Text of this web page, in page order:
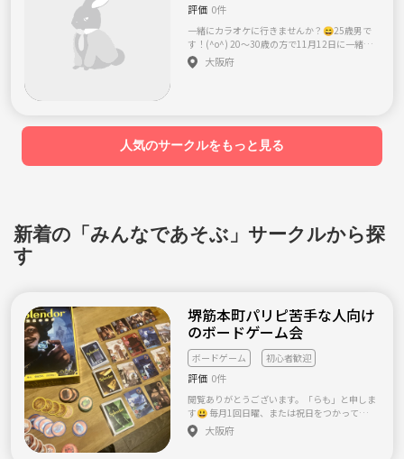
評価 0件
一緒にカラオケに行きませんか？😄25歳男で
す！(^o^) 20～30歳の方で11月12日に一緒に
カラオケに行ってくださる方募集します！！
カラオケ会は毎月1回やっておりまして前回は
ります！(^o^) 途中参加、途中退出もかまいま
せん！ ネットワークビジネス関係ではござい
ませんので勧誘目的の方はお断りしておりま
す。 応募お待ちしております！(^-^)
大阪府
人気のサークルをもっと見る
新着の「みんなであそぶ」サークルから探
す
堺筋本町パリピ苦手な人向け
のボードゲーム会
ボードゲーム 初心者歓迎
評価 0件
閲覧ありがとうございます。「らも」と申しま
す😃 毎月1回日曜、または祝日をつかってお
昼からボードゲームの会を開催しており、参
加者を募集しております。 1回の参加人数は1
大阪府